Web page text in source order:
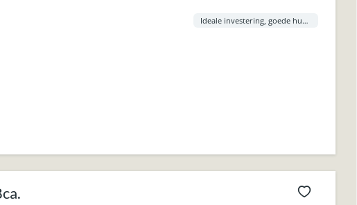
Ideale investering, goede huuropbrengsten.